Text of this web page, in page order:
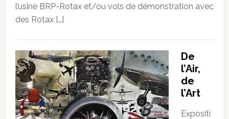
l’usine BRP-Rotax et/ou vols de démonstration avec
des Rotax […]
De
l’Air,
de
l’Art
Expositi